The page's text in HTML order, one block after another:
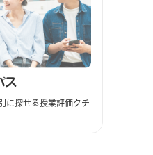
に探せる授業評価クチ